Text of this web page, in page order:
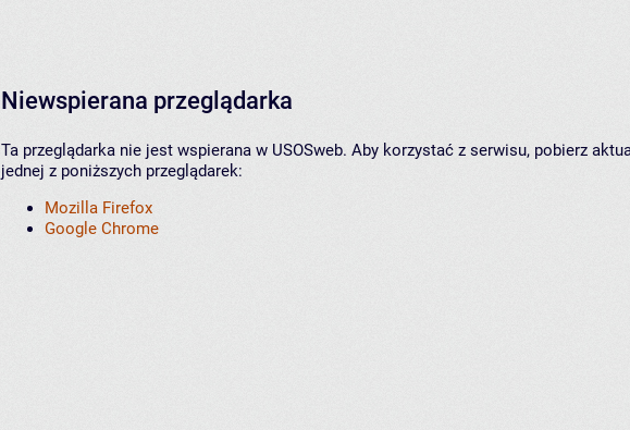
Niewspierana przeglądarka
Ta przeglądarka nie jest wspierana w USOSweb. Aby korzystać z serwisu, pobierz
jednej z poniższych przeglądarek:
Mozilla Firefox
Google Chrome